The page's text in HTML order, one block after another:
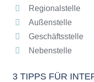
Regionalstelle
Außenstelle
Geschäftsstelle
Nebenstelle
3 TIPPS FÜR